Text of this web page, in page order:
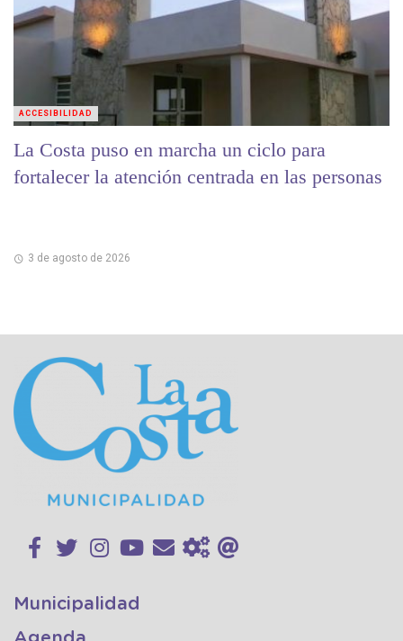
La Costa puso en marcha un ciclo para
fortalecer la atención centrada en las personas
3 de agosto de 2026
ACCESIBILIDAD
Municipalidad